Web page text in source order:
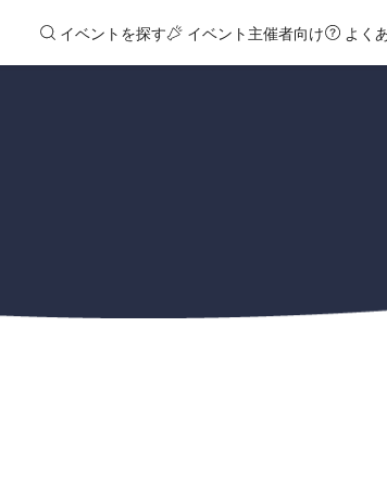
イベントを探す イベント主催者向け よく